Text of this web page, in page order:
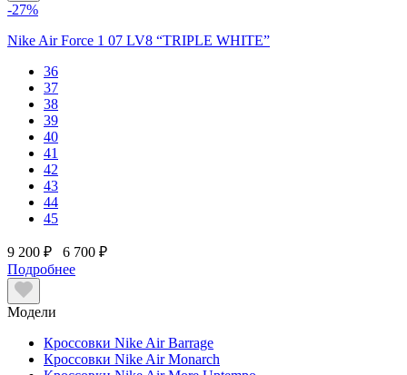
-27%
Nike Air Force 1 07 LV8 “TRIPLE WHITE”
36
37
38
39
40
41
42
43
44
45
9 200 ₽
6 700 ₽
Подробнее
Модели
Кроссовки Nike Air Barrage
Кроссовки Nike Air Monarch